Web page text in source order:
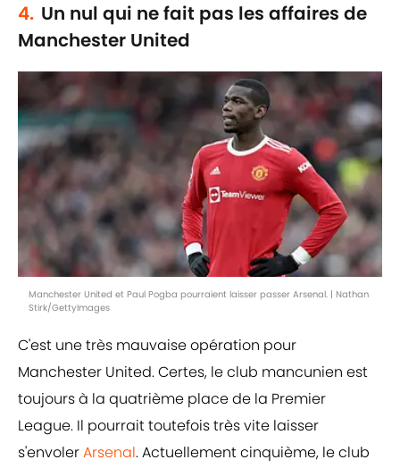
4. Un nul qui ne fait pas les affaires de
Manchester United
Manchester United et Paul Pogba pourraient laisser passer Arsenal. | Nathan
Stirk/GettyImages
C'est une très mauvaise opération pour
Manchester United. Certes, le club mancunien est
toujours à la quatrième place de la Premier
League. Il pourrait toutefois très vite laisser
s'envolerArsenal. Actuellement cinquième, le club